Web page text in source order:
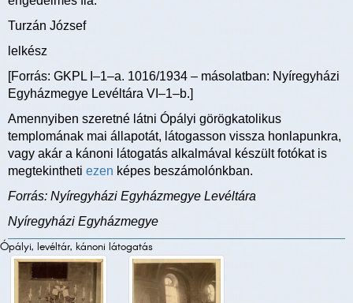
Turzán József
lelkész
[Forrás: GKPL I–1–a. 1016/1934 – másolatban: Nyíregyházi
Egyházmegye Levéltára VI–1–b.]
Amennyiben szeretné látni Ópályi görögkatolikus
templomának mai állapotát, látogasson vissza honlapunkra,
vagy akár a kánoni látogatás alkalmával készült fotókat is
megtekintheti ezen képes beszámolónkban.
Forrás: Nyíregyházi Egyházmegye Levéltára
Nyíregyházi Egyházmegye
Ópályi, levéltár, kánoni látogatás